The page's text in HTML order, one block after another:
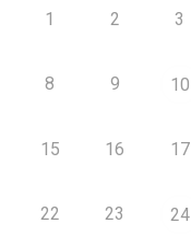
1 2 3
8 9 10
15 16 17
22 23 24